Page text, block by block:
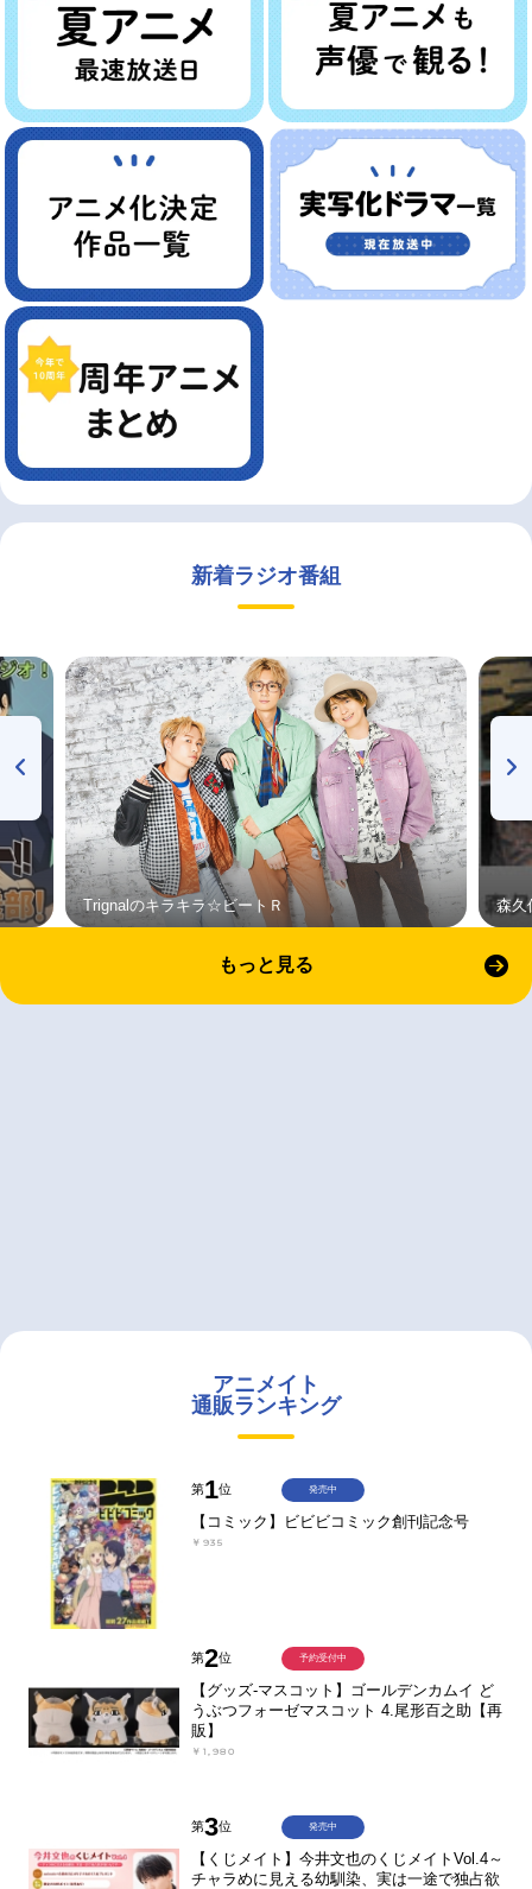
新着ラジオ番組
Trignalのキラキラ☆ビートＲ 森久
もっと見る
アニメイト
通販ランキング
第1位
【コミック】ビビビコミック創刊記念号
￥935
発売中
第2位
【グッズ-マスコット】ゴールデンカムイ ど
うぶつフォーゼマスコット 4.尾形百之助【再
販】
￥1,980
予約受付中
第3位
【くじメイト】今井文也のくじメイトVol.4～
チャラめに見える幼馴染、実は一途で独占欲
発売中